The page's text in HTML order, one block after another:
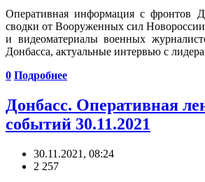
Оперативная информация с
сводки от Вооруженных сил
и видеоматериалы военных
Донбасса, актуальные интервью с
0 Подробнее
Донбасс. Оперативная
событий 30.11.2021
30.11.2021, 08:24
2 257